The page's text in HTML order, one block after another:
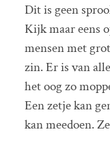
Dit is geen
Kijk maar eens
mensen met
zin. Er is van
het oog zo
Een zetje kan
kan meedoen.